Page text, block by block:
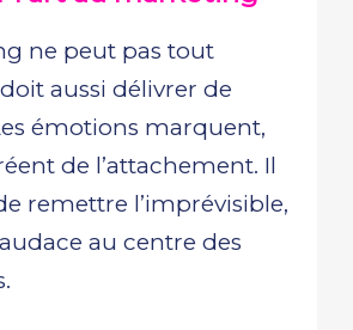
ne peut pas tout
aussi délivrer de
émotions marquent,
de l’attachement. Il
remettre l’imprévisible,
au centre des